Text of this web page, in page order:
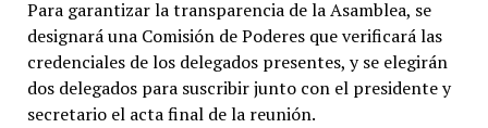
Para garantizar la transparencia de la Asamblea, se
designará una Comisión de Poderes que verificará las
credenciales de los delegados presentes, y se elegirán
dos delegados para suscribir junto con el presidente y
secretario el acta final de la reunión.